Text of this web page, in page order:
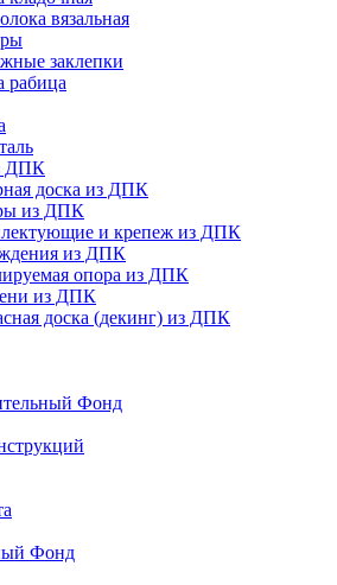
вязальная
заклепки
рабица
ДПК
доска из ДПК
из ДПК
и крепеж из ДПК
из ДПК
опора из ДПК
из ДПК
доска (декинг) из ДПК
Фонд
Фонд